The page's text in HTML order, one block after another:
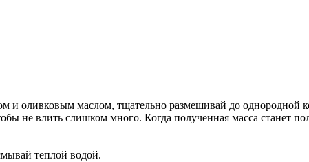
оливковым маслом, тщательно размешивай до однородной
не влить слишком много. Когда полученная масса станет
теплой водой.